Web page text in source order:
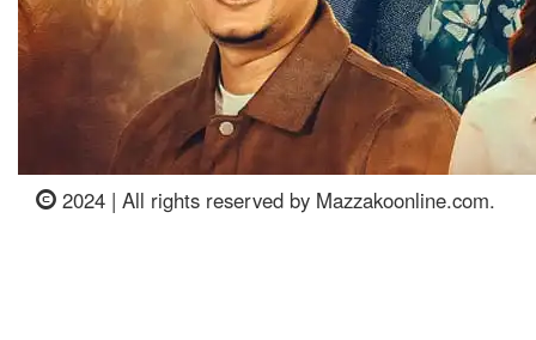
2024 | All rights reserved by Mazzakoonline.com.